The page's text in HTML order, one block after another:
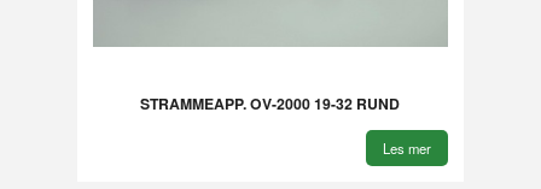
STRAMMEAPP. OV-2000 19-32 RUND
Les mer